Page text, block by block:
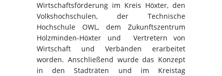
Wirtschaftsförderung im Kreis Höxter, den
Volkshochschulen, der Technische
Hochschule OWL, dem Zukunftszentrum
Holzminden-Höxter und Vertretern von
Wirtschaft und Verbänden erarbeitet
worden. Anschließend wurde das Konzept
in den Stadträten und im Kreistag